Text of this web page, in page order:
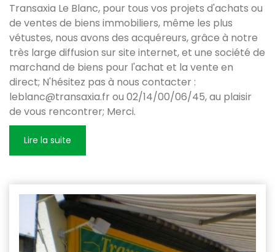
Transaxia Le Blanc, pour tous vos projets d'achats ou
de ventes de biens immobiliers, même les plus
vétustes, nous avons des acquéreurs, grâce à notre
très large diffusion sur site internet, et une société de
marchand de biens pour l'achat et la vente en
direct; N'hésitez pas à nous contacter :
leblanc@transaxia.fr ou 02/14/00/06/45, au plaisir
de vous rencontrer; Merci.